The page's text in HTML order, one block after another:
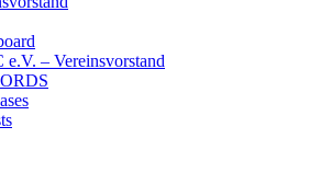
‒ Vereinsvorstand